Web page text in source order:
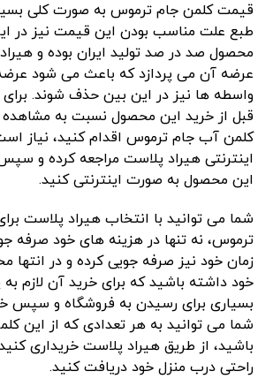
قیمت کلمن جام ترموس به صورت کلی
طبع علت مناسب بودن این قیمت نیز در
محصول صد در صد تولید ایران بوده و
عرضه آن می پردازد که باعث می شود
واسطه ها نیز در این بین حذف شوند. برای
قبل از خرید این محصول نسبت به
کلمن آب جام ترموس اقدام کنید، نیاز
اینترنتی هیراد پلاست مراجعه کرده و
این محصول به صورت اینترنتی کنید.
شما می توانید با انتخاب هیراد پلاست
ترموس، نه تنها در هزینه های خود صرفه
زمان خود نیز صرفه جویی کرده و در انتها
خود داشته باشید که برای خرید آن لازم
بسیاری برای رسیدن به فروشگاه و سپس
شما می توانید به هر تعدادی که از این
باشید، از طریق هیراد پلاست خریداری کنید
راحتی درب منزل خود دریافت کنید.